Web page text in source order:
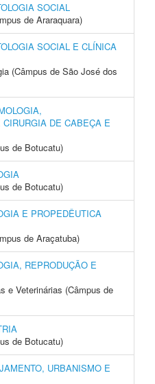
SOCIAL
de Araraquara)
SOCIAL E CLÍNICA
(Câmpus de São José dos
CIRURGIA DE CABEÇA E
de Botucatu)
de Botucatu)
E PROPEDÊUTICA
de Araçatuba)
REPRODUÇÃO E
e Veterinárias (Câmpus de
de Botucatu)
URBANISMO E